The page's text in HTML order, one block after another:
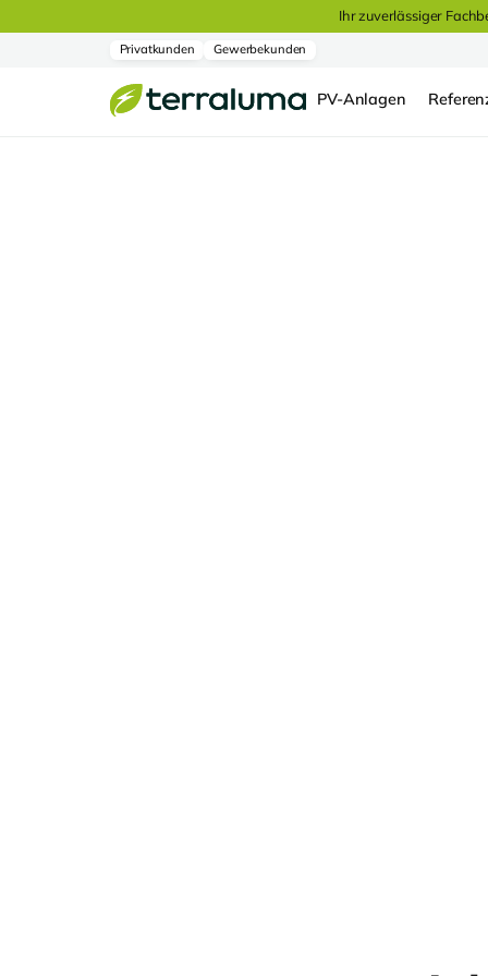
Ihr zuverlässiger
Privatkunden Gewerbekunden
PV-Anlagen